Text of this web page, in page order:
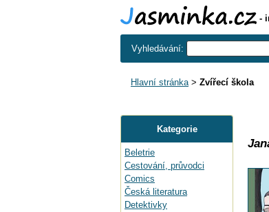
-
Vyhledávání:
Hlavní stránka> Zvířecí škola
Kategorie
Beletrie
Cestování, průvodci
Comics
Česká literatura
Detektivky